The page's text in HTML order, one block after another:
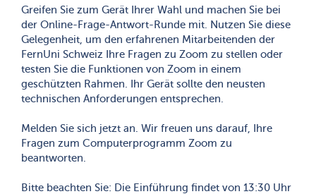
Greifen Sie zum Gerät Ihrer Wahl und machen Sie bei
der Online-Frage-Antwort-Runde mit. Nutzen Sie diese
Gelegenheit, um den erfahrenen Mitarbeitenden der
FernUni Schweiz Ihre Fragen zu Zoom zu stellen oder
testen Sie die Funktionen von Zoom in einem
geschützten Rahmen. Ihr Gerät sollte den neusten
technischen Anforderungen entsprechen.
Melden Sie sich jetzt an. Wir freuen uns darauf, Ihre
Fragen zum Computerprogramm Zoom zu
beantworten.
Bitte beachten Sie: Die Einführung findet von 13:30 Uhr